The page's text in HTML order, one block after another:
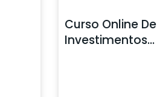
Curso Online De
Investimentos